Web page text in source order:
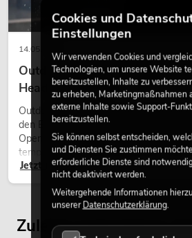
14.05.2026
Outdoor Moving-Heads:
Heads bei Events
Outdoor Moving-Heads sind
den Einsatz im Freien. Sie werden bei
Open-Air-Konzerten,
temporären Außeninstallationen
Jetzt lesen
Zuletzt angesehene
Cookies und
Einstellungen
Wir verwenden Cookies und
Technologien, um unsere Website
bereitzustellen, Inhalte zu
zu erheben, Marketingmaßnahmen
externe Inhalte sowie Support-
bereitzustellen.
Sie können selbst entscheiden,
und Diensten Sie zustimmen
erforderliche Dienste sind
nicht deaktiviert werden.
Weitergehende Informationen
unsererDatenschutzerklärung.